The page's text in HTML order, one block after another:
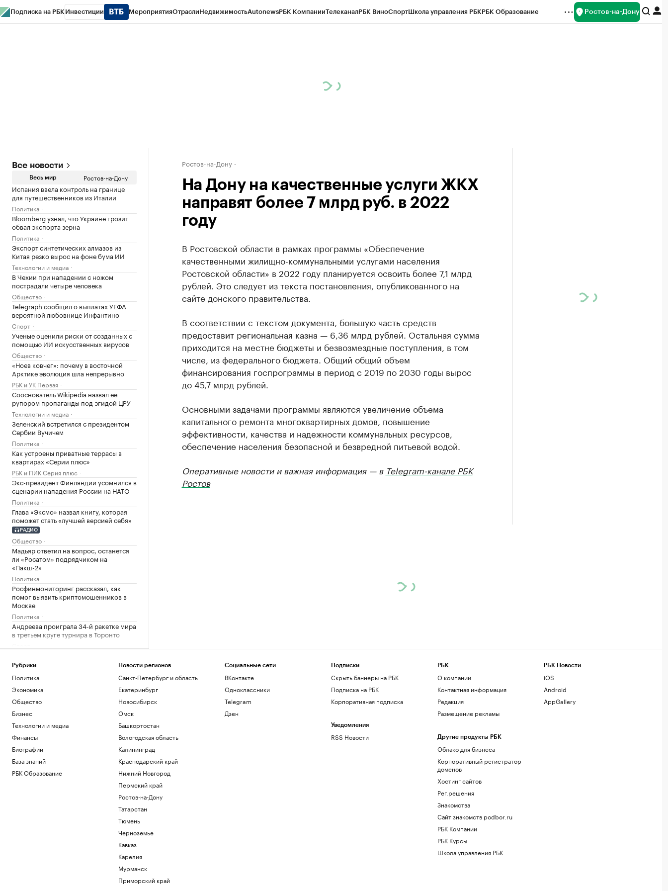
Подписка на РБК Инвестиции МероприятияОтраслиНедвижимостьAutonewsРБК КомпанииТелеканалРБК ВиноСпортШкола управления РБКРБК Образование Ростов-на-Дону
Все новости
Весь мир Ростов-на-Дону
Испания ввела контроль на границе
для путешественников из Италии
Политика
Bloomberg узнал, что Украине грозит
обвал экспорта зерна
Политика
Экспорт синтетических алмазов из
Китая резко вырос на фоне бума ИИ
Технологии и медиа
В Чехии при нападении с ножом
пострадали четыре человека
Общество
Telegraph сообщил о выплатах УЕФА
вероятной любовнице Инфантино
Спорт
Ученые оценили риски от созданных с
помощью ИИ искусственных вирусов
Общество
«Ноев ковчег»: почему в восточной
Арктике эволюция шла непрерывно
РБК и УК Первая
Сооснователь Wikipedia назвал ее
рупором пропаганды под эгидой ЦРУ
Технологии и медиа
Зеленский встретился с президентом
Сербии Вучичем
Политика
Как устроены приватные террасы в
квартирах «Серии плюс»
РБК и ПИК Серия плюс
Экс-президент Финляндии усомнился в
сценарии нападения России на НАТО
Политика
Глава «Эксмо» назвал книгу, которая
поможет стать «лучшей версией себя»
РАДИО
Общество
Мадьяр ответил на вопрос, останется
ли «Росатом» подрядчиком на
«Пакш-2»
Политика
Росфинмониторинг рассказал, как
помог выявить криптомошенников в
Москве
Политика
Андреева проиграла 34-й ракетке мира
в третьем круге турнира в Торонто
Африки
Политика
властями идей по поддержке селлеров
WB
Бизнес
Александр Усик заявил, что у него есть
«два варианта» для прощального боя
Спорт
Что такое медленная жизнь и какую
роль в этом играет дерево
РБК и Старквуд
Ростов-на-Дону
На Дону на качественные услуги ЖКХ
направят более 7 млрд руб. в 2022
году
В Ростовской области в рамках программы «Обеспечение
качественными жилищно-коммунальными услугами населения
Ростовской области» в 2022 году планируется освоить более 7,1 млрд
рублей. Это следует из текста постановления, опубликованного на
сайте донского правительства.
В соответствии с текстом документа, большую часть средств
предоставит региональная казна — 6,36 млрд рублей. Остальная сумма
приходится на местне бюджеты и безвозмездные поступления, в том
числе, из федерального бюджета. Общий общий объем
финансирования госпрограммы в период с 2019 по 2030 годы вырос
до 45,7 млрд рублей.
Основными задачами программы являются увеличение объема
капитального ремонта многоквартирных домов, повышение
эффективности, качества и надежности коммунальных ресурсов,
обеспечение населения безопасной и безвредной питьевой водой.
Оперативные новости и важная информация — в Telegram-канале РБК
Ростов
Рубрики
Политика
Экономика
Общество
Бизнес
Технологии и медиа
Финансы
Биографии
База знаний
РБК Образование
Новости регионов
Санкт-Петербург и область
Екатеринбург
Новосибирск
Омск
Башкортостан
Вологодская область
Калининград
Краснодарский край
Нижний Новгород
Пермский край
Ростов-на-Дону
Татарстан
Тюмень
Черноземье
Кавказ
Карелия
Мурманск
Приморский край
Социальные сети
ВКонтакте
Одноклассники
Telegram
Дзен
Подписки
Скрыть баннеры на РБК
Подписка на РБК
Корпоративная подписка
Уведомления
RSS Новости
РБК
О компании
Контактная информация
Редакция
Размещение рекламы
Другие продукты РБК
Облако для бизнеса
Корпоративный регистратор
доменов
Хостинг сайтов
Рег.решения
Знакомства
Сайт знакомств podbor.ru
РБК Компании
РБК Курсы
Школа управления РБК
РБК Новости
iOS
Android
AppGallery